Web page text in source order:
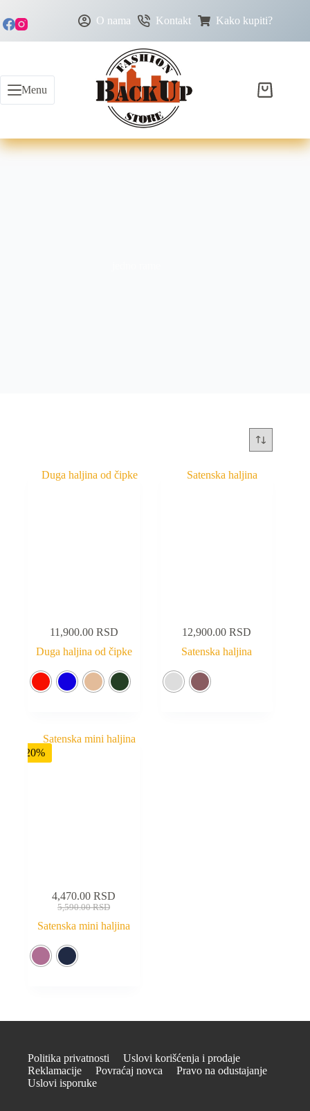
O nama Kontakt Kako kupiti?
Menu
11,900.00 RSD
Duga haljina od čipke
12,900.00RSD
Satenska haljina
-20%
5,590.00RSD
4,470.00RSD
Satenska mini haljina
Politika privatnosti
Uslovi korišćenja i prodaje
Reklamacije
Povraćaj novca
Pravo na odustajanje
Uslovi isporuke